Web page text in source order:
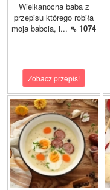
Wielkanocna baba z
przepisu którego robiła
moja babcia, i... ⇖ 1074
Zobacz przepis!